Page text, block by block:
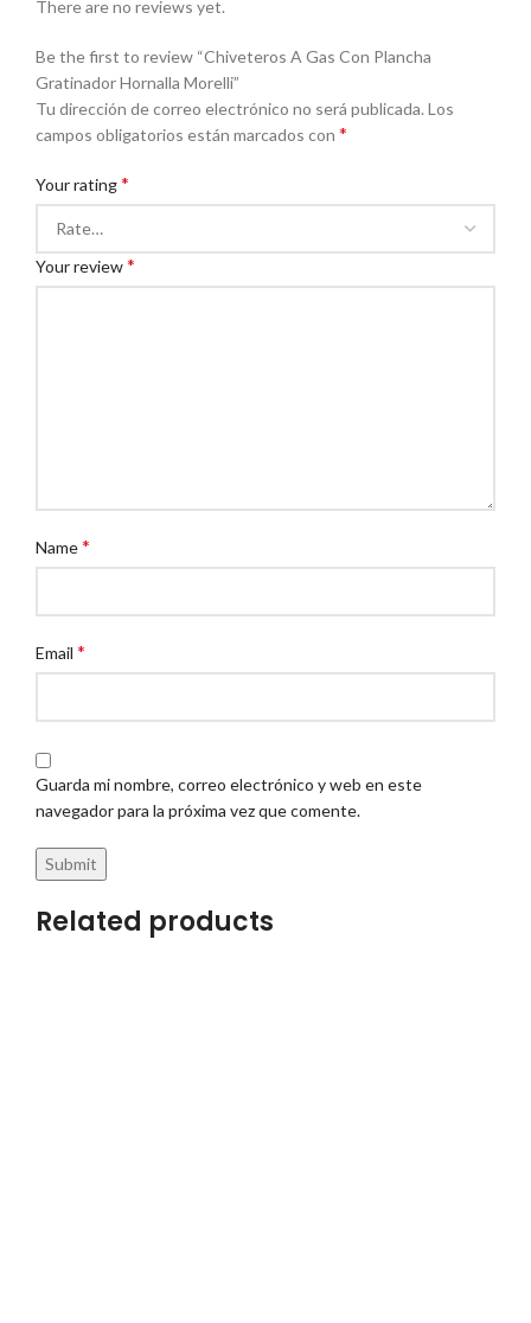
There are no reviews yet.
Be the first to review “Chiveteros A Gas Con Plancha
Gratinador Hornalla Morelli”
Tu dirección de correo electrónico no será publicada.Los
campos obligatorios están marcados con *
Your rating*
Your review*
Name*
Email *
Guarda mi nombre, correo electrónico y web en este
navegador para la próxima vez que comente.
Related products